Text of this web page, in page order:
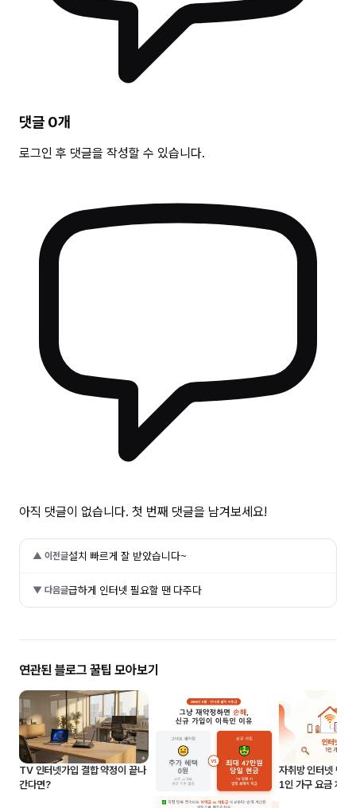
댓글 0개
로그인 후 댓글을 작성할 수 있습니다.
아직 댓글이 없습니다. 첫 번째 댓글을 남겨보세요!
▲ 이전글설치 빠르게 잘 받았습니다~
▼ 다음글급하게 인터넷 필요할 땐 다주다
연관된 블로그 꿀팁 모아보기
TV 인터넷가입 결합 약정이 끝나
간다면?
자취방 인터넷 단
1인 가구 요금 차이